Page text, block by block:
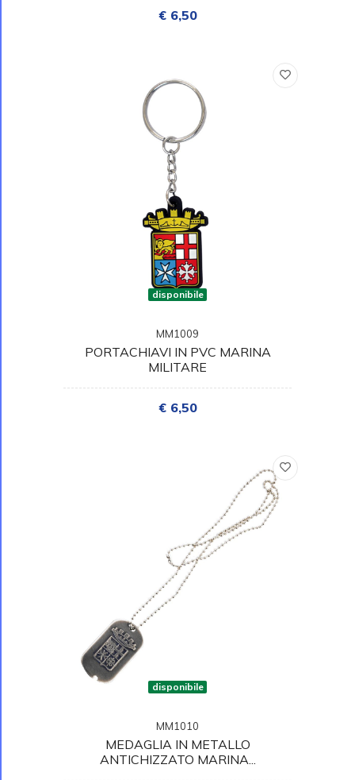
€ 6,50
disponibile
MM1009
PORTACHIAVI IN PVC MARINA
MILITARE
€ 6,50
disponibile
MM1010
MEDAGLIA IN METALLO
ANTICHIZZATO MARINA...